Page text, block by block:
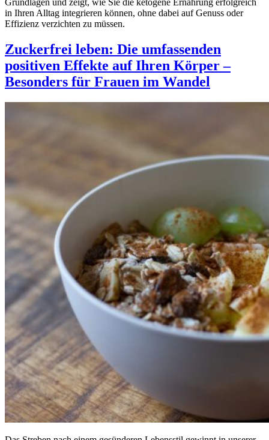
Grundlagen und zeigt, wie Sie die ketogene Ernährung erfolgreich
in Ihren Alltag integrieren können, ohne dabei auf Genuss oder
Effizienz verzichten zu müssen.
Zuckerfrei leben: Die umfassenden
positiven Effekte auf Ihren Körper –
Besonders für Frauen im Wandel